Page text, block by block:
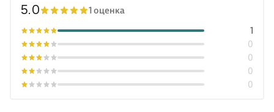
5.0 1 оценка
0
0
0
0
1